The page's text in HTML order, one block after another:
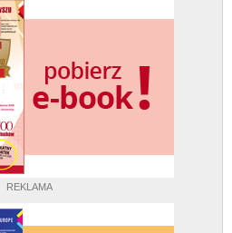
REKLAMA